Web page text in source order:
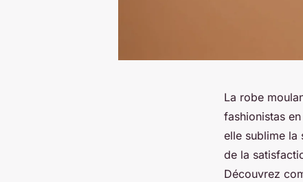
La robe
fashionistas
elle sublime la
de la
Découvrez